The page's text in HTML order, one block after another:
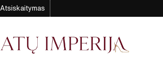
Atsiskaitymas